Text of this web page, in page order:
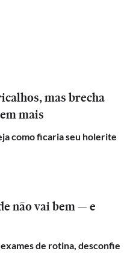
mas brecha
mais
como ficaria seu holerite
não vai bem — e
de rotina, desconfie